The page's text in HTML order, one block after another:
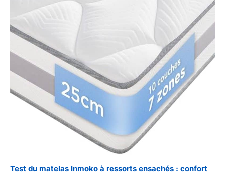
Test du matelas Inmoko à ressorts ensachés : confort